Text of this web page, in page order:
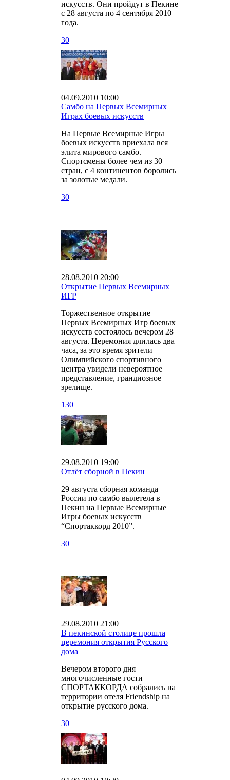
искусств. Они пройдут в Пекине
с 28 августа по 4 сентября 2010
года.
30
04.09.2010 10:00
Самбо на Первых Всемирных
Играх боевых искусств
На Первые Всемирные Игры
боевых искусств приехала вся
элита мирового самбо.
Спортсмены более чем из 30
стран, с 4 континентов боролись
за золотые медали.
30
28.08.2010 20:00
Открытие Первых Всемирных
ИГР
Торжественное открытие
Первых Всемирных Игр боевых
искусств состоялось вечером 28
августа. Церемония длилась два
часа, за это время зрители
Олимпийского спортивного
центра увидели невероятное
представление, грандиозное
зрелище.
130
29.08.2010 19:00
Отлёт сборной в Пекин
29 августа сборная команда
России по самбо вылетела в
Пекин на Первые Всемирные
Игры боевых искусств
“Спортаккорд 2010”.
30
29.08.2010 21:00
В пекинской столице прошла
церемония открытия Русского
дома
Вечером второго дня
многочисленные гости
СПОРТАККОРДА собрались на
территории отеля Friendship на
открытие русского дома.
30